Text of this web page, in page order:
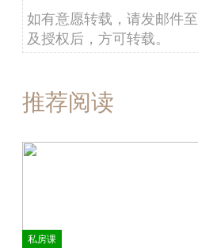
如有意愿转载，请发邮件至
及授权后，方可转载。
推荐阅读
私房课